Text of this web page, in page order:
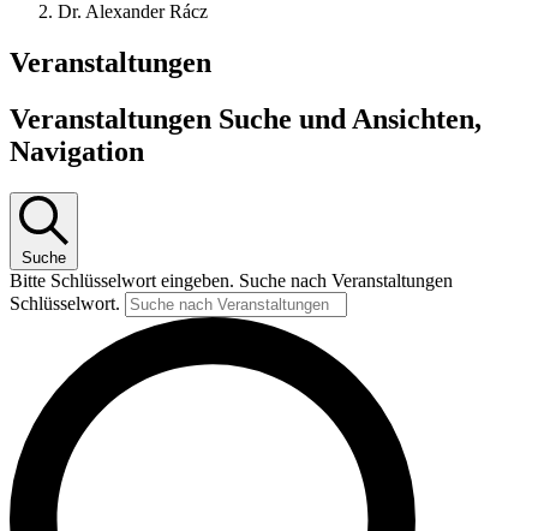
Dr. Alexander Rácz
Veranstaltungen
Veranstaltungen Suche und Ansichten,
Navigation
Suche
Bitte Schlüsselwort eingeben. Suche nach Veranstaltungen
Schlüsselwort.